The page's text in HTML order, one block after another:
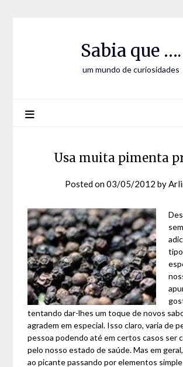
Sabia que ….
um mundo de curiosidades
Usa muita pimenta
Posted on03/05/2012 by
tentando dar-lhes um toque de novos
agradem em especial. Isso claro, varia de
pessoa podendo até em certos casos ser
pelo nosso estado de saúde. Mas em
ao picante passando por elementos